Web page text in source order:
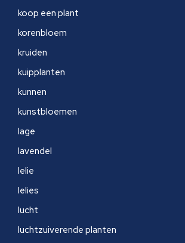
koop een plant
korenbloem
kruiden
kuipplanten
kunnen
kunstbloemen
lage
lavendel
lelie
lelies
lucht
luchtzuiverende planten